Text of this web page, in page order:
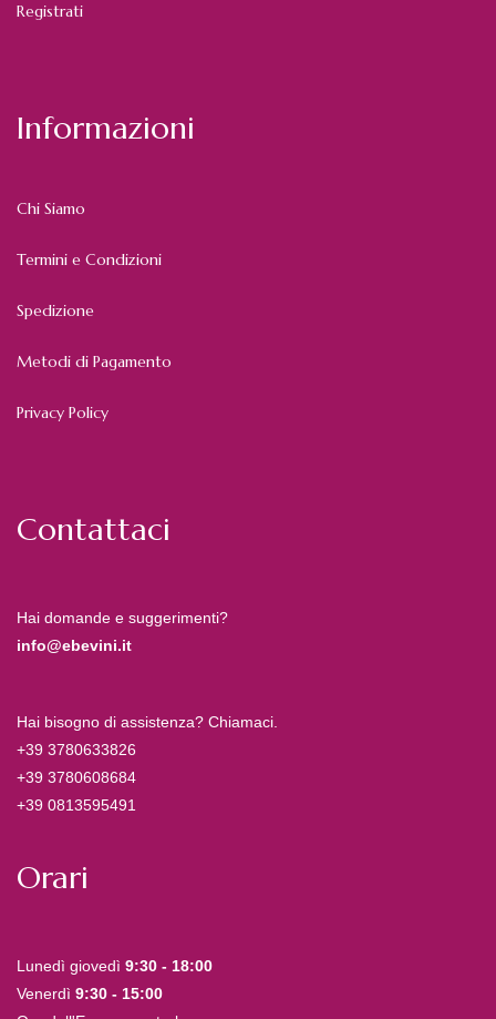
Registrati
Informazioni
Chi Siamo
Termini e Condizioni
Spedizione
Metodi di Pagamento
Privacy Policy
Contattaci
Hai domande e suggerimenti?
info@ebevini.it
Hai bisogno di assistenza? Chiamaci.
+39 3780633826
+39 3780608684
+39 0813595491
Orari
Lunedì giovedì 9:30 - 18:00
Venerdì 9:30 - 15:00